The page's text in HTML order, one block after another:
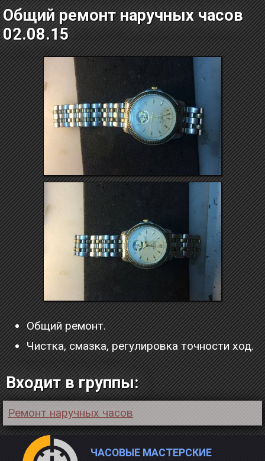
Общий ремонт наручных часов
02.08.15
Общий ремонт.
Чистка, смазка, регулировка точности ход.
Входит в группы:
Ремонт наручных часов
ЧАСОВЫЕ МАСТЕРСКИЕ